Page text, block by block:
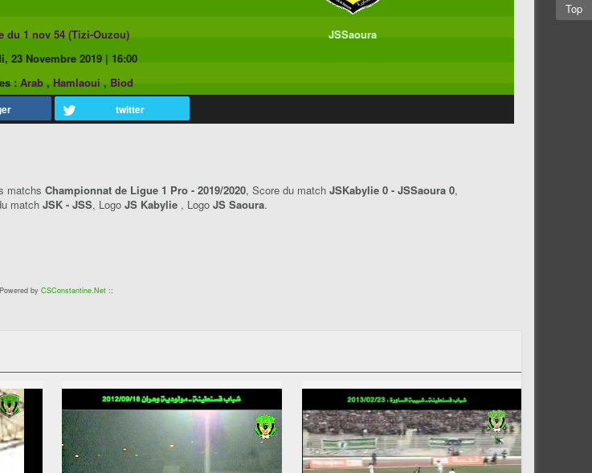
du 1 nov 54 (Tizi-Ouzou)
JSSaoura
23 Novembre 2019 | 16:00
: Arab , Hamlaoui , Biod
twitter
matchs Championnat de Ligue 1 Pro - 2019/2020, Score du match JSKabylie 0 - JSSaoura 0,
match JSK - JSS, Logo JS Kabylie , Logo JS Saoura.
by CSConstantine.Net::
Top